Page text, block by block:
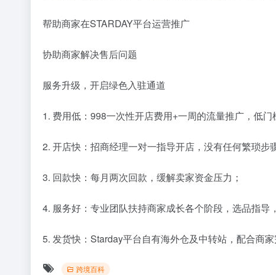
帮助商家在STARDAY平台运营推广
协助商家解决售后问题
服务升级，开启绿色入驻通道
1. 费用低：998一次性开店费用+一周的流量推广，低门
2. 开店快：招商经理一对一指导开店，没有任何繁琐步
3. 回款快：每月两次回款，缓解卖家资金压力；
4. 服务好：专业团队扶持商家成长各个阶段，选品指导
5. 发货快：Starday平台自有海外仓及中转站，配合商
跨境百科